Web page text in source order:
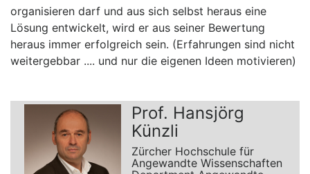
organisieren darf und aus sich selbst heraus eine
Lösung entwickelt, wird er aus seiner Bewertung
heraus immer erfolgreich sein. (Erfahrungen sind nicht
weitergebbar .... und nur die eigenen Ideen motivieren)
Prof. Hansjörg
Künzli
Zürcher Hochschule für
Angewandte Wissenschaften